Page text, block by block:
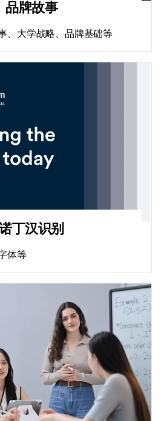
品牌故事
、大学战略、品牌基础等
丁汉识别
体等